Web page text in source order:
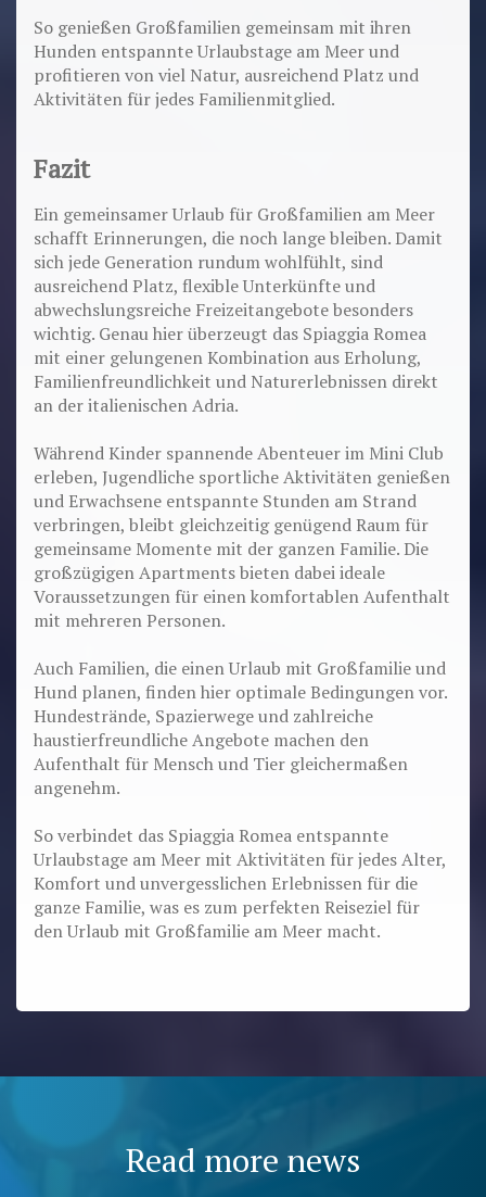
So genießen Großfamilien gemeinsam mit ihren
Hunden entspannte Urlaubstage am Meer und
profitieren von viel Natur, ausreichend Platz und
Aktivitäten für jedes Familienmitglied.
Fazit
Ein gemeinsamer Urlaub für Großfamilien am Meer
schafft Erinnerungen, die noch lange bleiben. Damit
sich jede Generation rundum wohlfühlt, sind
ausreichend Platz, flexible Unterkünfte und
abwechslungsreiche Freizeitangebote besonders
wichtig. Genau hier überzeugt das Spiaggia Romea
mit einer gelungenen Kombination aus Erholung,
Familienfreundlichkeit und Naturerlebnissen direkt
an der italienischen Adria.
Während Kinder spannende Abenteuer im Mini Club
erleben, Jugendliche sportliche Aktivitäten genießen
und Erwachsene entspannte Stunden am Strand
verbringen, bleibt gleichzeitig genügend Raum für
gemeinsame Momente mit der ganzen Familie. Die
großzügigen Apartments bieten dabei ideale
Voraussetzungen für einen komfortablen Aufenthalt
mit mehreren Personen.
Auch Familien, die einen Urlaub mit Großfamilie und
Hund planen, finden hier optimale Bedingungen vor.
Hundestrände, Spazierwege und zahlreiche
haustierfreundliche Angebote machen den
Aufenthalt für Mensch und Tier gleichermaßen
angenehm.
So verbindet das Spiaggia Romea entspannte
Urlaubstage am Meer mit Aktivitäten für jedes Alter,
Komfort und unvergesslichen Erlebnissen für die
ganze Familie, was es zum perfekten Reiseziel für
den Urlaub mit Großfamilie am Meer macht.
Read more news